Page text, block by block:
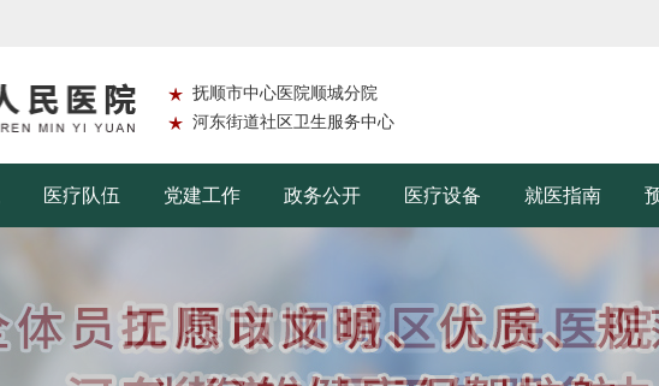
抚顺市中心医院顺城分院
河东街道社区卫生服务中心
医疗队伍 党建工作 政务公开 医疗设备 就医指南